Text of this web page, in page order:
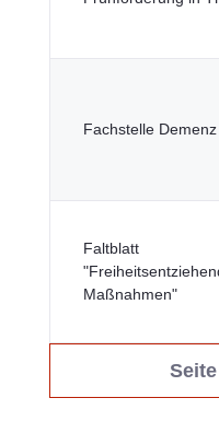
Fachstelle Demenz
Faltblatt
Maßnahmen"